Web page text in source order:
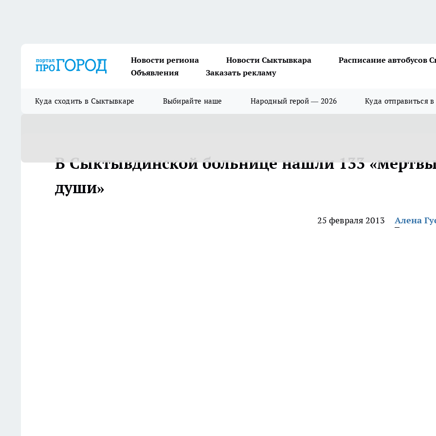
Новости региона Новости Сыктывкара
Расписание автобусов
Объявления
Заказать рекламу
Куда сходить в Сыктывкаре Выбирайте наше Народный герой — 2026 Куда отправиться в
В Сыктывдинской больнице нашли 133
души»
25 февраля 2013 Алена